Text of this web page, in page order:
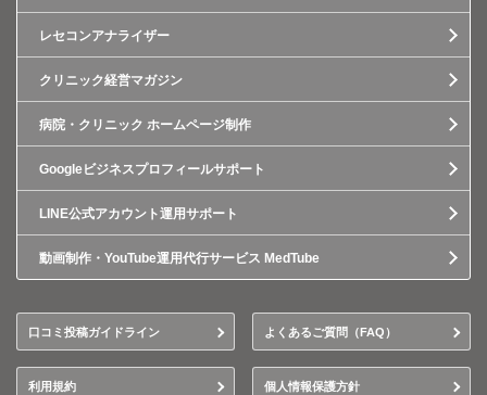
レセコンアナライザー
クリニック経営マガジン
病院・クリニック ホームページ制作
Googleビジネスプロフィールサポート
LINE公式アカウント運用サポート
動画制作・YouTube運用代行サービス MedTube
口コミ投稿ガイドライン よくあるご質問（FAQ）
利用規約 個人情報保護方針